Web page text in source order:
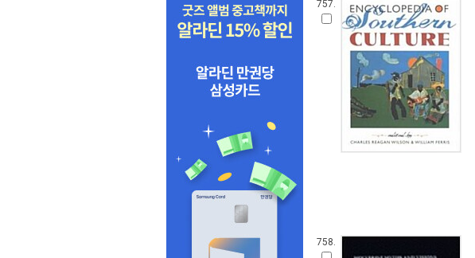
757.
758.